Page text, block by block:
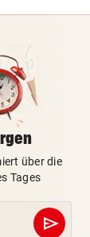
über die
Tages
send